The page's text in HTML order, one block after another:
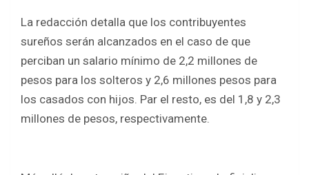
La redacción detalla que los contribuyentes
sureños serán alcanzados en el caso de que
perciban un salario mínimo de 2,2 millones de
pesos para los solteros y 2,6 millones pesos para
los casados con hijos. Par el resto, es del 1,8 y 2,3
millones de pesos, respectivamente.